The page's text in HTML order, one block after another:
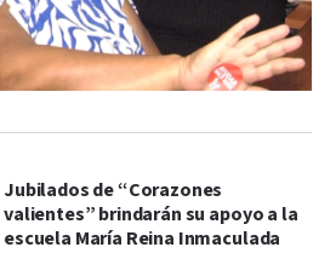
Jubilados de “Corazones
valientes” brindarán su apoyo a la
escuela María Reina Inmaculada